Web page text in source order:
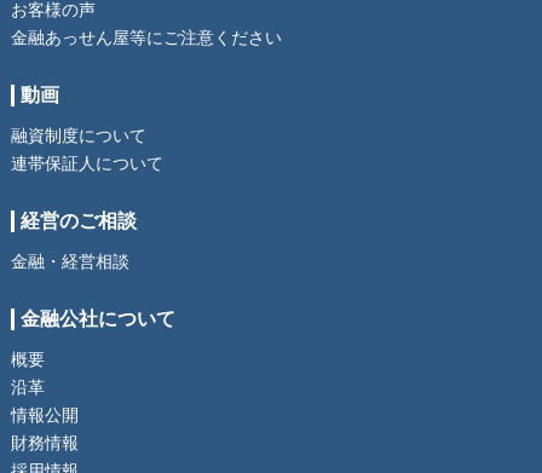
お客様の声
金融あっせん屋等にご注意ください
動画
融資制度について
連帯保証人について
経営のご相談
金融・経営相談
金融公社について
概要
沿革
情報公開
財務情報